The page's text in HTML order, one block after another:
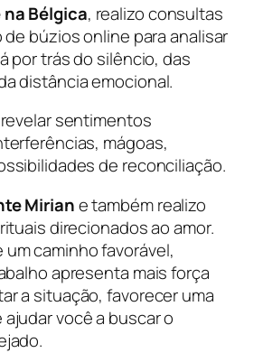
Bélgica, realizo consultas
búzios online para analisar
por trás do silêncio, das
distância emocional.
sentimentos
mágoas,
de reconciliação.
Miriane também realizo
direcionados ao amor.
caminho favorável,
apresenta mais força
a situação, favorecer uma
você a buscar o